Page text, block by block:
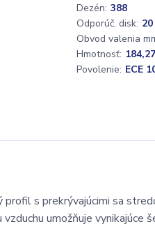
Dezén: 388
Odporúč. disk: 20
Obvod valenia
Hmotnosť: 184,27
Povolenie: ECE
s prekrývajúcimi sa
umožňuje vynikajúce